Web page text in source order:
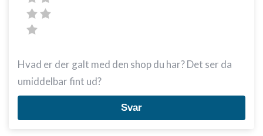
Hvad er der galt med den shop du har? Det ser da
umiddelbar fint ud?
Svar